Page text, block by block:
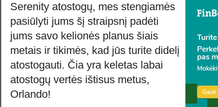
Serenity atostogų, mes stengiamės
pasiūlyti jums šį straipsnį padėti
jums savo kelionės planus šiais
metais ir tikimės, kad jūs turite didelį
atostogauti. Čia yra keletas labai
atostogų vertės ištisus metus,
Orlando!